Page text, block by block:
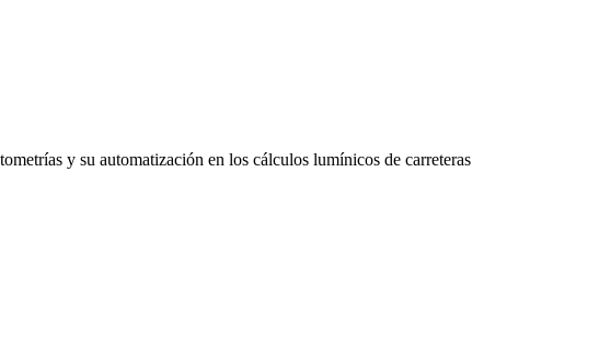
y su automatización en los cálculos lumínicos de carreteras